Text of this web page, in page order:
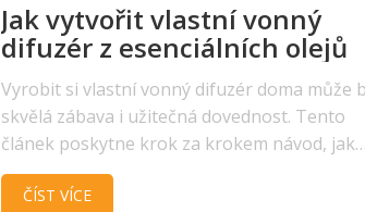
Jak vytvořit vlastní vonný
difuzér z esenciálních olejů
Vyrobit si vlastní vonný difuzér doma může
skvělá zábava i užitečná dovednost. Tento
článek poskytne krok za krokem návod, jak
vytvořit účinný difuzér pomocí přírodních
esenciálních olejů a jednoduchých pomůcek.
ČÍST VÍCE